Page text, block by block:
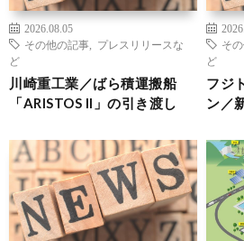
2026.08.05
その他の記事
プレスリリースな
ど
川崎重工業／ばら積運搬船
「ARISTOS II」の引き渡し
そ
ど
フジ
ン／